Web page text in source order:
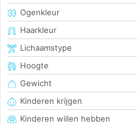
Ogenkleur
Haarkleur
Lichaamstype
Hoogte
Gewicht
Kinderen krijgen
Kinderen willen hebben